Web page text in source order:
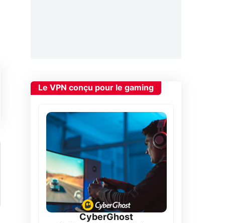
Le VPN conçu pour le gaming
CyberGhost